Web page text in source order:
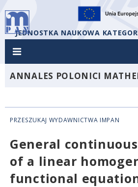
JEDNOSTKA NAUKOWA
ANNALES POLONICI
PRZESZUKAJ WYDAWNICTWA IMPAN
General
of a linear
functional